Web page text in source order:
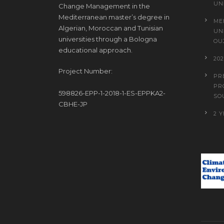
Change Management in the
Mediterranean master’s degree in
Algerian, Moroccan and Tunisian
universities through a Bologna
educational approach.
Project Number:
598826-EPP-1-2018-1-ES-EPPKA2-
CBHE-JP
2